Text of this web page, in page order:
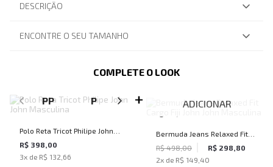
DESCRIÇÃO
ENCONTRE O SEU TAMANHO
COMPLETE O LOOK
PP P M G GG
Polo Reta Tricot Philipe John
John Masculina
R$ 398,00
3x de R$ 132,66
ADICIONAR
Bermuda Jeans Relaxed Fit
Cargo Fiji John John
Masculina
R$ 498,00
R$ 298,80
2x de R$ 149,40